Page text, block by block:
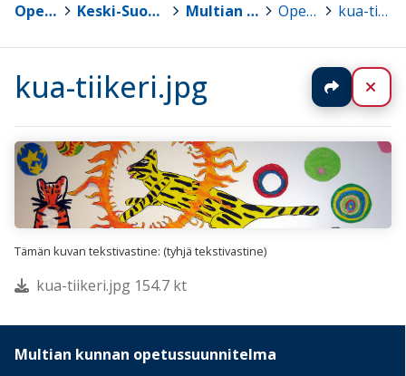
Opetussuunnitelmat > Keski-Suomen kuntien opetussuunnitelmat > Multian kunnan opetussuunnitelma> Opetussuunnitelma > kua-tiikeri.jpg
kua-tiikeri.jpg Jaa
Tämän kuvan tekstivastine: (tyhjä tekstivastine)
kua-tiikeri.jpg 154.7 kt
Multian kunnan opetussuunnitelma